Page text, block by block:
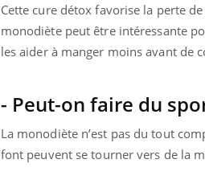
Cette cure détox favorise la perte
monodiète peut être intéressante
les aider à manger moins avant de
- Peut-on faire du
La monodiète n’est pas du tout
font peuvent se tourner vers de la